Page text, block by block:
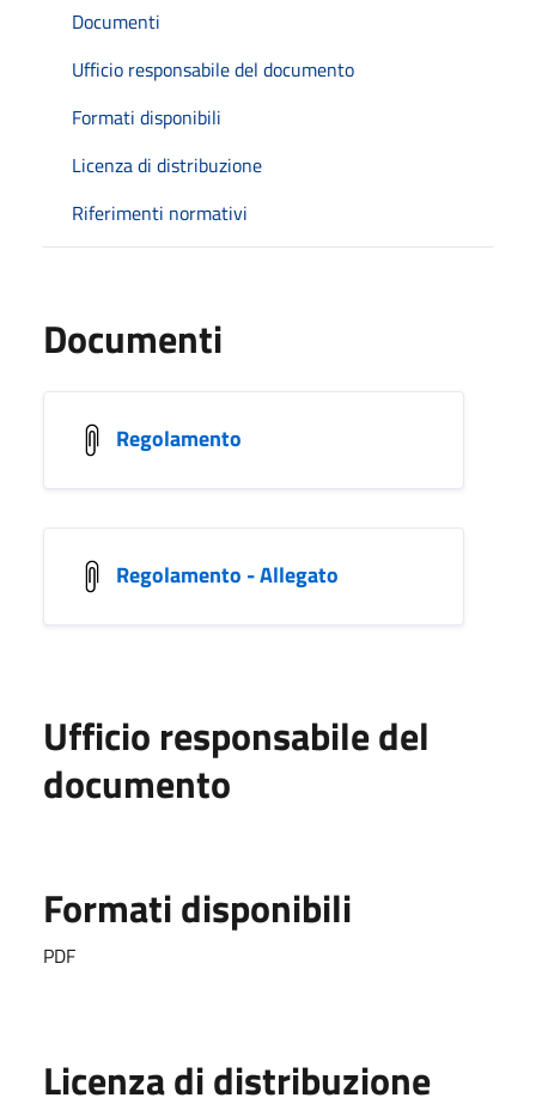
Documenti
Ufficio responsabile del documento
Formati disponibili
Licenza di distribuzione
Riferimenti normativi
Documenti
Regolamento
Regolamento - Allegato
Ufficio responsabile del
documento
Formati disponibili
PDF
Licenza di distribuzione